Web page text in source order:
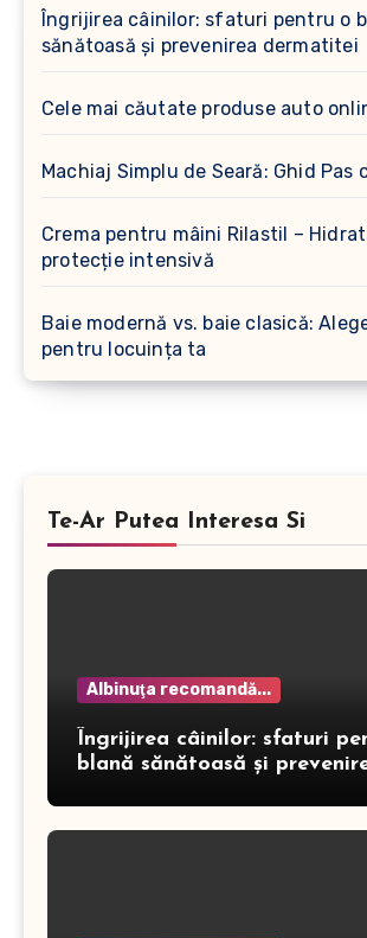
Îngrijirea câinilor: sfaturi pentru o
sănătoasă și prevenirea dermatitei
Cele mai căutate produse auto
Machiaj Simplu de Seară: Ghid Pas
Crema pentru mâini Rilastil –
protecție intensivă
Baie modernă vs. baie clasică:
pentru locuința ta
Te-Ar Putea Interesa Si
Albinuţa recomandă...
Îngrijirea câinilor: sfaturi
blană sănătoasă și